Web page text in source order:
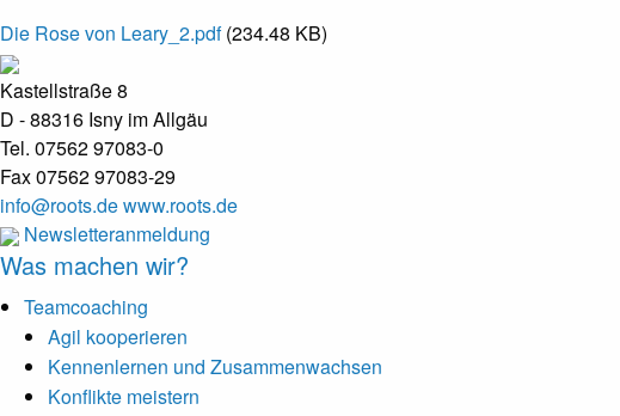
Die Rose von Leary_2.pdf (234.48 KB)
Kastellstraße 8
D - 88316 Isny im Allgäu
Tel. 07562 97083-0
Fax 07562 97083-29
info@roots.dewww.roots.de
Newsletteranmeldung
Was machen wir?
Teamcoaching
Agil kooperieren
Kennenlernen und Zusammenwachsen
Konflikte meistern